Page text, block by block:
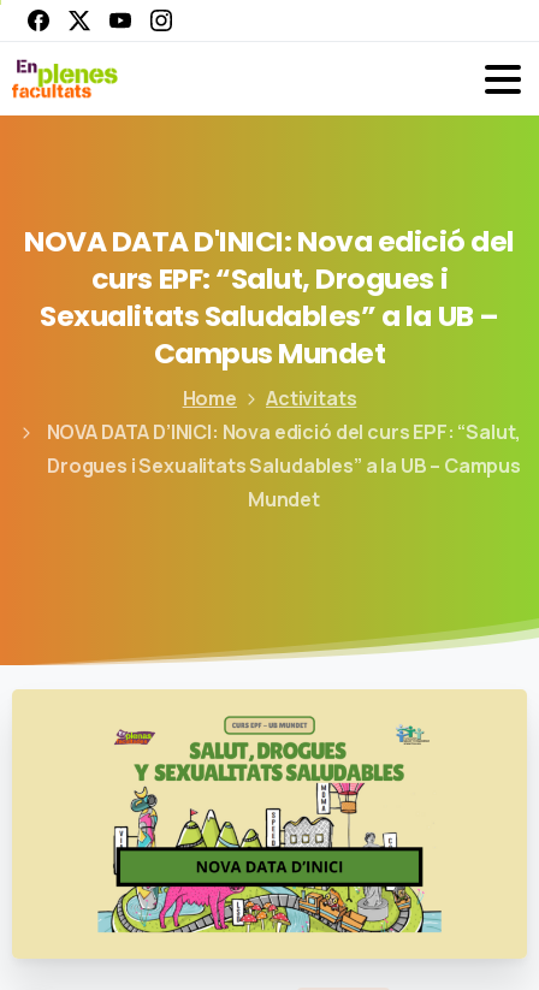
NOVADATAD'INICI:Novaediciódel
curs EPF:“Salut,Drogues i
SexualitatsSaludables”ala UB –
CampusMundet
Home
Activitats
NOVA DATA D’INICI: Nova edició del curs EPF: “Salut,
Drogues i Sexualitats Saludables” a la UB – Campus
Mundet